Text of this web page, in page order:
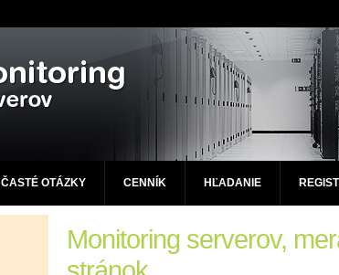
ČASTÉ OTÁZKY CENNÍK HĽADANIE
Monitoring serverov,